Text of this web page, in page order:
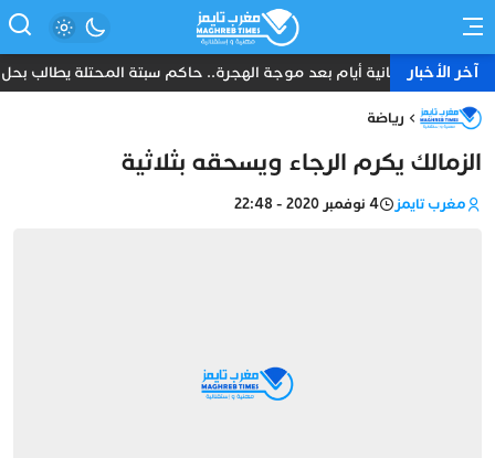
آخر الأخبارثمانية أيام بعد موجة الهجرة.. حاكم سبتة المحتلة يطالب بحل
رياضة
الزمالك يكرم الرجاء ويسحقه بثلاثية
مغرب تايمز 4 نوفمبر 2020 - 22:48